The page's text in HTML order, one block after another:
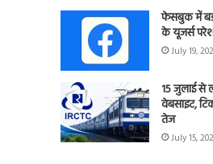
फेसबुक में
के यूजर्स
July 19,
15 जुलाई से
वेबसाइट,
तेज
July 15,